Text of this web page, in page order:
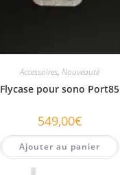
Accessoires, Nouveauté
Flycase pour sono Port85
549,00€
Ajouter au panier